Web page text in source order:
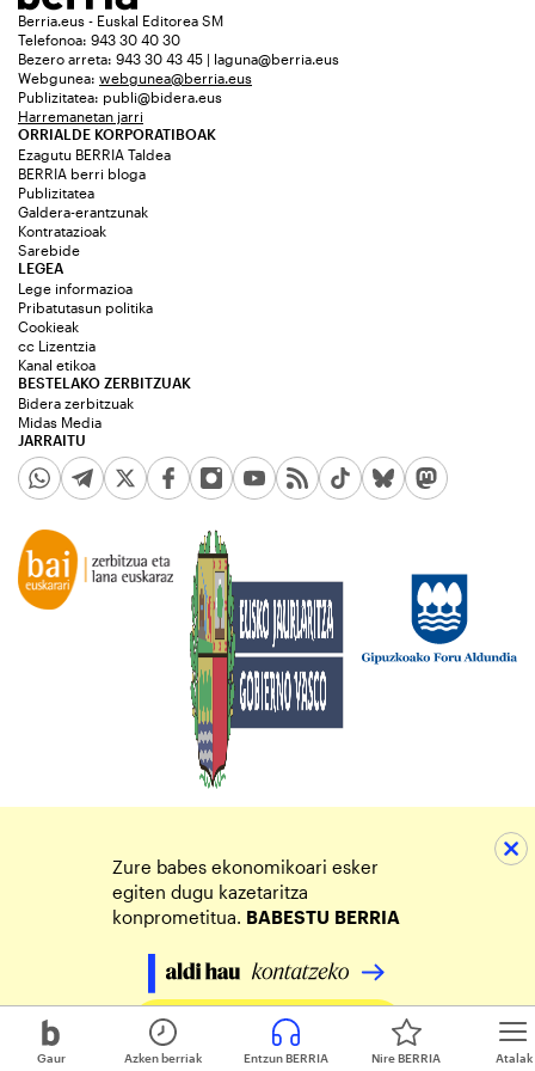
Gaur Atalak
Azken berriak Entzun BERRIA Nire BERRIA
Berria.eus - Euskal Editorea SM
Telefonoa: 943 30 40 30
Bezero arreta: 943 30 43 45 | laguna@berria.eus
Webgunea: webgunea@berria.eus
Publizitatea: publi@bidera.eus
Harremanetan jarri
ORRIALDE KORPORATIBOAK
Ezagutu BERRIA Taldea
BERRIA berri bloga
Publizitatea
Galdera-erantzunak
Kontratazioak
Sarebide
JARRAITU
LEGEA
Lege informazioa
Pribatutasun politika
Cookieak
cc Lizentzia
Kanal etikoa
BESTELAKO ZERBITZUAK
Bidera zerbitzuak
Midas Media
Zure babes ekonomikoari esker
egiten dugu kazetaritza
konprometitua. BABESTU BERRIA
Egin zure ekarpena